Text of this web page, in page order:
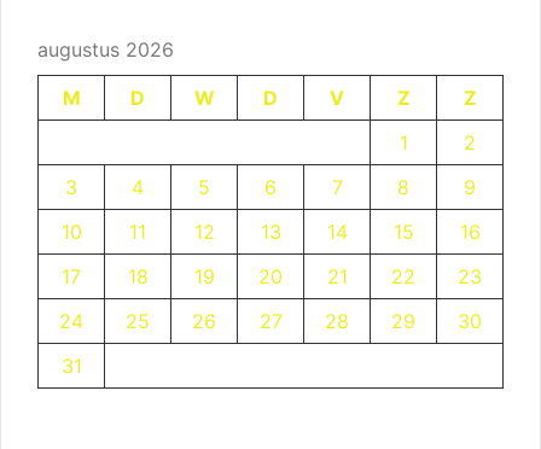
augustus 2026
M
D W D V Z
Z
1
2
3
4 5 6 7 8
9
10
11 12 13 14 15
16
17
18 19 20 21 22
23
24
25 26 27 28 29
30
31